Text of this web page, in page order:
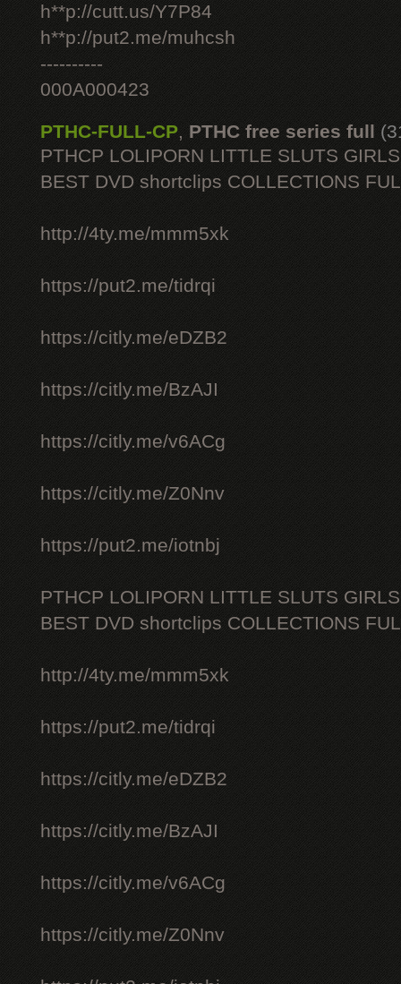
h**p://cutt.us/Y7P84
h**p://put2.me/muhcsh
----------
000A000423
PTHC-FULL-CP, PTHC free series full
PTHCP LOLIPORN LITTLE SLUTS
BEST DVD shortclips COLLECTIONS
http://4ty.me/mmm5xk
https://put2.me/tidrqi
https://citly.me/eDZB2
https://citly.me/BzAJI
https://citly.me/v6ACg
https://citly.me/Z0Nnv
https://put2.me/iotnbj
PTHCP LOLIPORN LITTLE SLUTS
BEST DVD shortclips COLLECTIONS
http://4ty.me/mmm5xk
https://put2.me/tidrqi
https://citly.me/eDZB2
https://citly.me/BzAJI
https://citly.me/v6ACg
https://citly.me/Z0Nnv